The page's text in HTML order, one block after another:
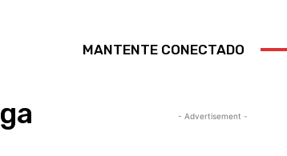
MANTENTE CONECTADO
- Advertisement -